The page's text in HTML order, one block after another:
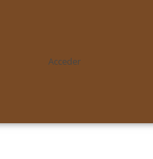
Acceder